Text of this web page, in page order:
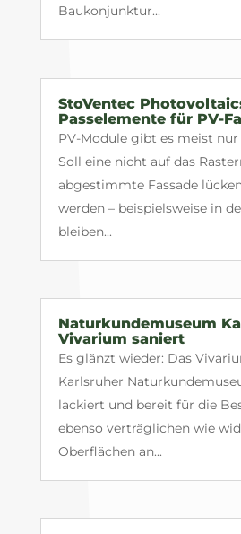
Baukonjunktur...
StoVentec
Passelemente für PV-
PV-Module gibt es meist nur
Soll eine nicht auf das
abgestimmte Fassade
werden – beispielsweise in
bleiben...
Naturkundemuseum
Vivarium saniert
Es glänzt wieder: Das
Karlsruher
lackiert und bereit für die
ebenso verträglichen wie
Oberflächen an...